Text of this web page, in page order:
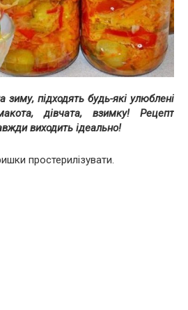
підходять будь-які улюблені
дівчата, взимку! Рецепт
виходить ідеально!
простерилізувати.